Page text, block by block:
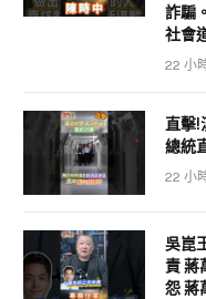
詐騙
社會
22 小
直擊!
總統
22 小
吳崑
責 蔣
怨 蔣